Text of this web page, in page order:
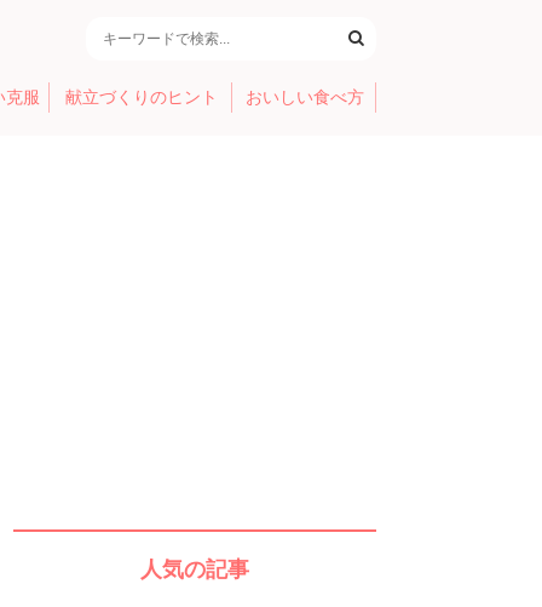
克服 献立づくりのヒント おいしい食べ方
人気の記事